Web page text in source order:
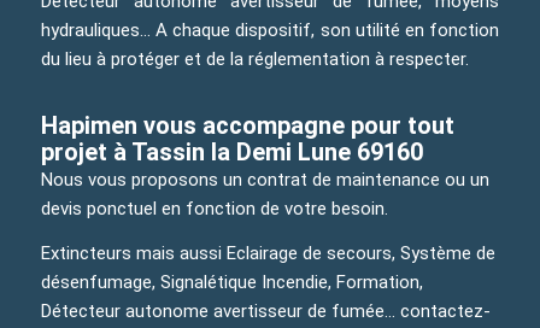
hydrauliques… A chaque dispositif, son utilité en fonction
du lieu à protéger et de la réglementation à respecter.
Hapimen vous accompagne pour tout
projet à Tassin la Demi Lune 69160
Nous vous proposons un contrat de maintenance ou un
devis ponctuel en fonction de votre besoin.
Extincteurs mais aussi Eclairage de secours, Système de
désenfumage, Signalétique Incendie, Formation,
Détecteur autonome avertisseur de fumée… contactez-